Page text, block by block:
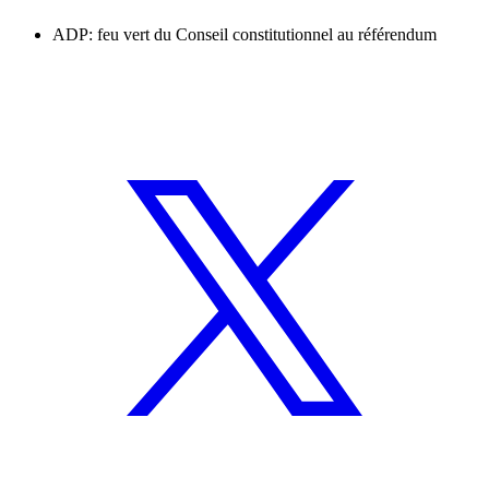
ADP: feu vert du Conseil constitutionnel au référendum